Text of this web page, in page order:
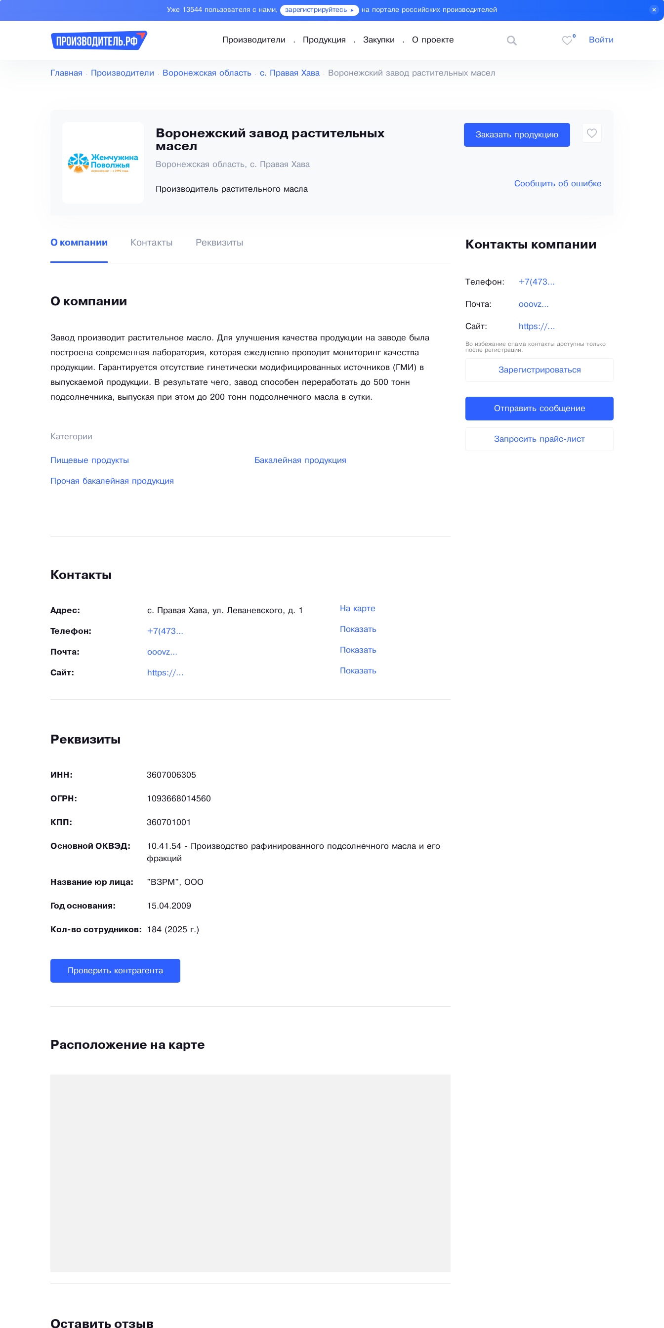
Уже 13544 пользователя с нами, зарегистрируйтесь на портале российских производителей
Производители Продукция Закупки О проекте
0
Войти
Главная Производители Воронежская область с. Правая Хава Воронежский завод растительных масел
Воронежский завод растительных
масел
Воронежская область, с. Правая Хава
Производитель растительного масла
Заказать продукцию
Сообщить об ошибке
О компании Контакты Реквизиты
О компании
Завод производит растительное масло. Для улучшения качества продукции на заводе была
построена современная лаборатория, которая ежедневно проводит мониторинг качества
продукции. Гарантируется отсутствие гинетически модифицированных источников (ГМИ) в
выпускаемой продукции. В результате чего, завод способен переработать до 500 тонн
подсолнечника, выпуская при этом до 200 тонн подсолнечного масла в сутки.
Категории
Пищевые продукты Бакалейная продукция
Прочая бакалейная продукция
Контакты
Адрес: с. Правая Хава, ул. Леваневского, д. 1 На карте
Телефон: +7(473... Показать
Почта: ooovz... Показать
Сайт: https://prospektoil.ru/ Показать
Реквизиты
ИНН: 3607006305
ОГРН: 1093668014560
КПП: 360701001
Основной ОКВЭД:
10.41.54 - Производство рафинированного подсолнечного масла и его
фракций
Название юр лица: "ВЗРМ", ООО
Год основания: 15.04.2009
Кол-во сотрудников: 184 (2025 г.)
Проверить контрагента
Расположение на карте
Оставить отзыв
Контакты компании
Телефон: +7(473...
Почта: ooovz...
Сайт: https://prospektoil.ru/
Во избежание спама контакты доступны только
после регистрации.
Зарегистрироваться
Отправить сообщение
Запросить прайс-лист